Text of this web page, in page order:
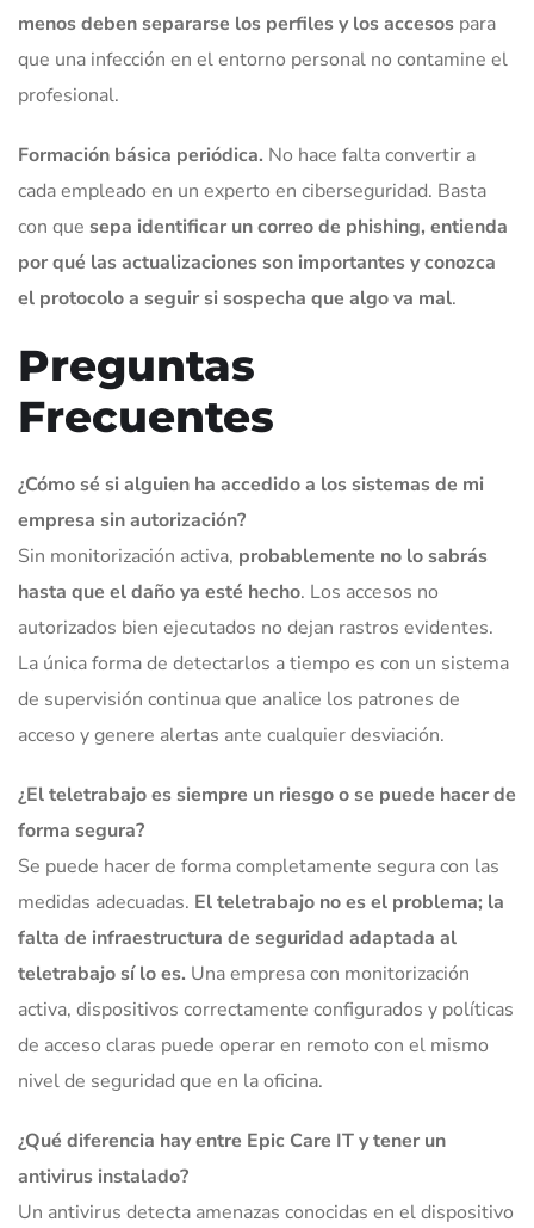
menos deben separarse los perfiles y los accesos para
que una infección en el entorno personal no contamine el
profesional.
Formación básica periódica. No hace falta convertir a
cada empleado en un experto en ciberseguridad. Basta
con que sepa identificar un correo de phishing, entienda
por qué las actualizaciones son importantes y conozca
el protocolo a seguir si sospecha que algo va mal.
Preguntas
Frecuentes
¿Cómo sé si alguien ha accedido a los sistemas de mi
empresa sin autorización?
Sin monitorización activa, probablemente no lo sabrás
hasta que el daño ya esté hecho. Los accesos no
autorizados bien ejecutados no dejan rastros evidentes.
La única forma de detectarlos a tiempo es con un sistema
de supervisión continua que analice los patrones de
acceso y genere alertas ante cualquier desviación.
¿El teletrabajo es siempre un riesgo o se puede hacer de
forma segura?
Se puede hacer de forma completamente segura con las
medidas adecuadas. El teletrabajo no es el problema; la
falta de infraestructura de seguridad adaptada al
teletrabajo sí lo es. Una empresa con monitorización
activa, dispositivos correctamente configurados y políticas
de acceso claras puede operar en remoto con el mismo
nivel de seguridad que en la oficina.
¿Qué diferencia hay entre Epic Care IT y tener un
antivirus instalado?
Un antivirus detecta amenazas conocidas en el dispositivo